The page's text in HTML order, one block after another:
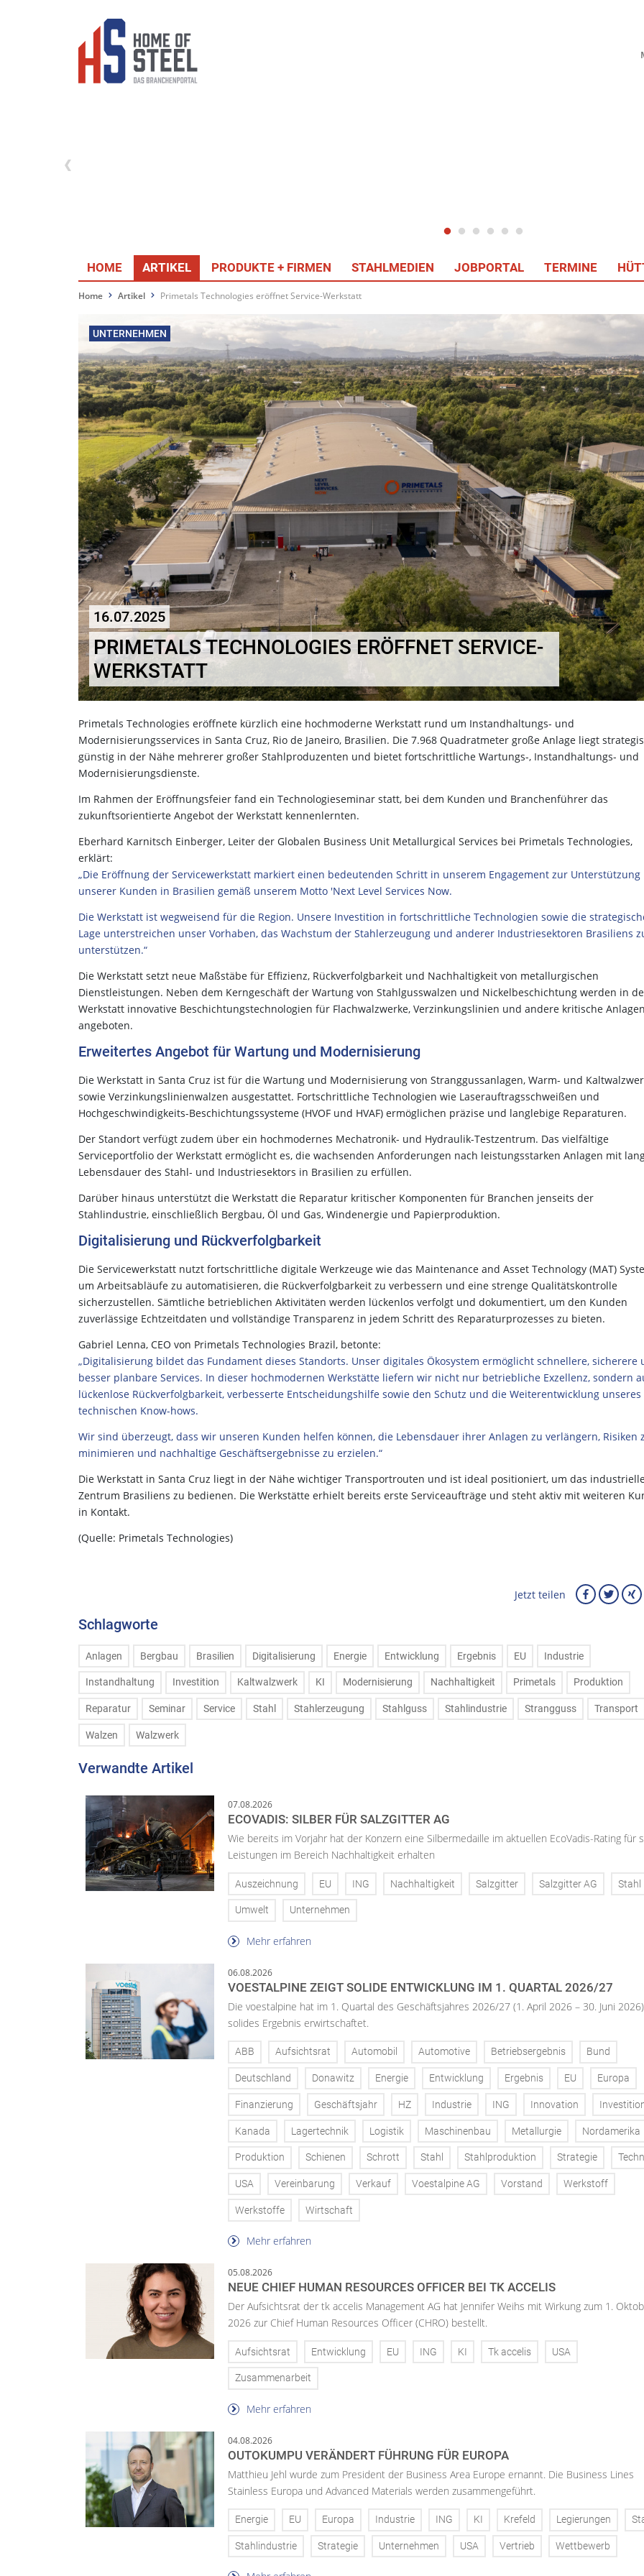
HOME ARTIKEL PRODUKTE + FIRMEN STAHLMEDIEN JOBPORTAL TERMINE
Home Artikel Primetals Technologies eröffnet Service-Werkstatt
UNTERNEHMEN
16.07.2025
PRIMETALS TECHNOLOGIES ERÖFFNET SERVICE-
WERKSTATT
Primetals Technologies eröffnete kürzlich eine hochmoderne Werkstatt rund um Instandhaltungs- und
Modernisierungsservices in Santa Cruz, Rio de Janeiro, Brasilien. Die 7.968 Quadratmeter große Anlage liegt
günstig in der Nähe mehrerer großer Stahlproduzenten und bietet fortschrittliche Wartungs-, Instandhaltungs- und
Modernisierungsdienste.
Im Rahmen der Eröffnungsfeier fand ein Technologieseminar statt, bei dem Kunden und Branchenführer das
zukunftsorientierte Angebot der Werkstatt kennenlernten.
Eberhard Karnitsch Einberger, Leiter der Globalen Business Unit Metallurgical Services bei Primetals Technologies,
erklärt:
„Die Eröffnung der Servicewerkstatt markiert einen bedeutenden Schritt in unserem Engagement zur Unterstützung
unserer Kunden in Brasilien gemäß unserem Motto 'Next Level Services Now.
Die Werkstatt ist wegweisend für die Region. Unsere Investition in fortschrittliche Technologien sowie die
Lage unterstreichen unser Vorhaben, das Wachstum der Stahlerzeugung und anderer Industriesektoren Brasiliens
unterstützen.“
Die Werkstatt setzt neue Maßstäbe für Effizienz, Rückverfolgbarkeit und Nachhaltigkeit von metallurgischen
Dienstleistungen. Neben dem Kerngeschäft der Wartung von Stahlgusswalzen und Nickelbeschichtung werden in
Werkstatt innovative Beschichtungstechnologien für Flachwalzwerke, Verzinkungslinien und andere kritische Anlagen
angeboten.
Erweitertes Angebot für Wartung und Modernisierung
Die Werkstatt in Santa Cruz ist für die Wartung und Modernisierung von Stranggussanlagen, Warm- und
sowie Verzinkungslinienwalzen ausgestattet. Fortschrittliche Technologien wie Laserauftragsschweißen und
Hochgeschwindigkeits-Beschichtungssysteme (HVOF und HVAF) ermöglichen präzise und langlebige Reparaturen.
Der Standort verfügt zudem über ein hochmodernes Mechatronik- und Hydraulik-Testzentrum. Das vielfältige
Serviceportfolio der Werkstatt ermöglicht es, die wachsenden Anforderungen nach leistungsstarken Anlagen mit
Lebensdauer des Stahl- und Industriesektors in Brasilien zu erfüllen.
Darüber hinaus unterstützt die Werkstatt die Reparatur kritischer Komponenten für Branchen jenseits der
Stahlindustrie, einschließlich Bergbau, Öl und Gas, Windenergie und Papierproduktion.
Digitalisierung und Rückverfolgbarkeit
Die Servicewerkstatt nutzt fortschrittliche digitale Werkzeuge wie das Maintenance and Asset Technology (MAT)
um Arbeitsabläufe zu automatisieren, die Rückverfolgbarkeit zu verbessern und eine strenge Qualitätskontrolle
sicherzustellen. Sämtliche betrieblichen Aktivitäten werden lückenlos verfolgt und dokumentiert, um den Kunden
zuverlässige Echtzeitdaten und vollständige Transparenz in jedem Schritt des Reparaturprozesses zu bieten.
Gabriel Lenna, CEO von Primetals Technologies Brazil, betonte:
„Digitalisierung bildet das Fundament dieses Standorts. Unser digitales Ökosystem ermöglicht schnellere, sicherere
besser planbare Services. In dieser hochmodernen Werkstätte liefern wir nicht nur betriebliche Exzellenz, sondern
lückenlose Rückverfolgbarkeit, verbesserte Entscheidungshilfe sowie den Schutz und die Weiterentwicklung unseres
technischen Know-hows.
Wir sind überzeugt, dass wir unseren Kunden helfen können, die Lebensdauer ihrer Anlagen zu verlängern, Risiken
minimieren und nachhaltige Geschäftsergebnisse zu erzielen.“
Die Werkstatt in Santa Cruz liegt in der Nähe wichtiger Transportrouten und ist ideal positioniert, um das
Zentrum Brasiliens zu bedienen. Die Werkstätte erhielt bereits erste Serviceaufträge und steht aktiv mit weiteren
in Kontakt.
(Quelle: Primetals Technologies)
Jetzt teilen
Schlagworte
Anlagen Bergbau Brasilien Digitalisierung Energie Entwicklung Ergebnis EU Industrie
Instandhaltung Investition Kaltwalzwerk KI Modernisierung Nachhaltigkeit Primetals Produktion
Reparatur Seminar Service Stahl Stahlerzeugung Stahlguss Stahlindustrie Strangguss Transport
Walzen Walzwerk
Verwandte Artikel
07.08.2026
ECOVADIS: SILBER FÜR SALZGITTER AG
Wie bereits im Vorjahr hat der Konzern eine Silbermedaille im aktuellen EcoVadis-Rating für
Leistungen im Bereich Nachhaltigkeit erhalten
Auszeichnung EU ING Nachhaltigkeit Salzgitter Salzgitter AG Stahl
Umwelt Unternehmen
Mehr erfahren
06.08.2026
VOESTALPINE ZEIGT SOLIDE ENTWICKLUNG IM 1. QUARTAL 2026/27
Die voestalpine hat im 1. Quartal des Geschäftsjahres 2026/27 (1. April 2026 – 30. Juni
solides Ergebnis erwirtschaftet.
ABB Aufsichtsrat Automobil Automotive Betriebsergebnis Bund
Deutschland Donawitz Energie Entwicklung Ergebnis EU Europa
Finanzierung Geschäftsjahr HZ Industrie ING Innovation
Kanada Lagertechnik Logistik Maschinenbau Metallurgie Nordamerika
Produktion Schienen Schrott Stahl Stahlproduktion Strategie
USA Vereinbarung Verkauf Voestalpine AG Vorstand Werkstoff
Werkstoffe Wirtschaft
Mehr erfahren
05.08.2026
NEUE CHIEF HUMAN RESOURCES OFFICER BEI TK ACCELIS
Der Aufsichtsrat der tk accelis Management AG hat Jennifer Weihs mit Wirkung zum 1.
2026 zur Chief Human Resources Officer (CHRO) bestellt.
Aufsichtsrat Entwicklung EU ING KI Tk accelis USA
Zusammenarbeit
Mehr erfahren
04.08.2026
OUTOKUMPU VERÄNDERT FÜHRUNG FÜR EUROPA
Matthieu Jehl wurde zum President der Business Area Europe ernannt. Die Business Lines
Stainless Europa und Advanced Materials werden zusammengeführt.
Energie EU Europa Industrie ING KI Krefeld Legierungen
Stahlindustrie Strategie Unternehmen USA Vertrieb Wettbewerb